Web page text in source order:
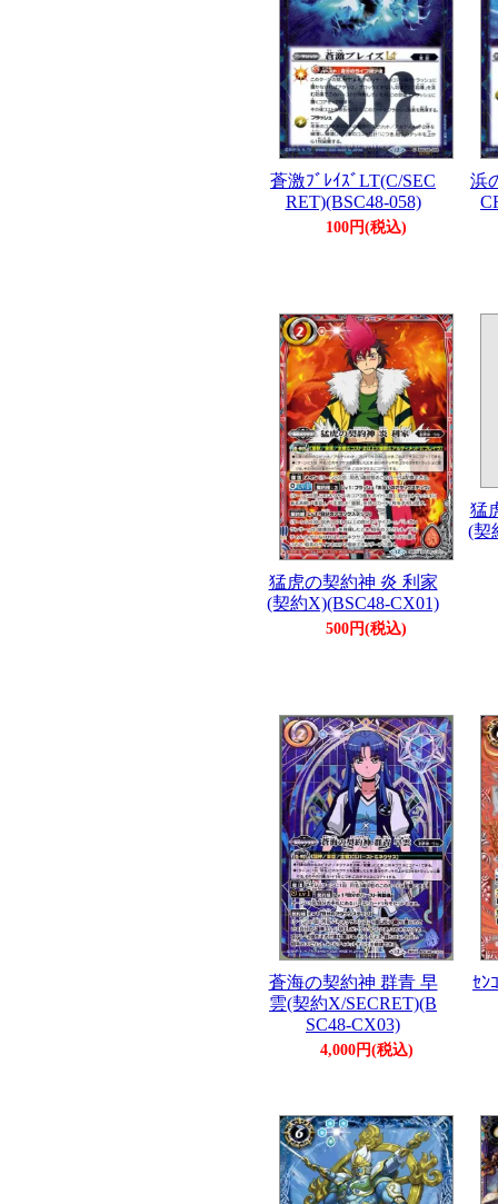
蒼激ﾌﾞﾚｲｽﾞLT(C/SEC
RET)(BSC48-058)
100円(税込)
浜
猛虎の契約神 炎 利家
(契約X)(BSC48-CX01)
500円(税込)
猛
(契
蒼海の契約神 群青 早
雲(契約X/SECRET)(B
SC48-CX03)
4,000円(税込)
ｾﾝ